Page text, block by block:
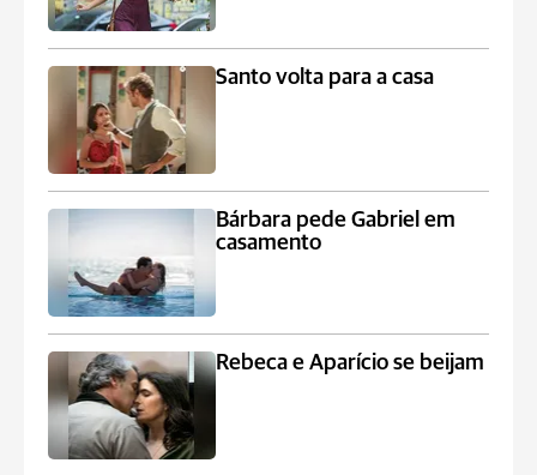
Santo volta para a casa
Bárbara pede Gabriel em
casamento
Rebeca e Aparício se beijam